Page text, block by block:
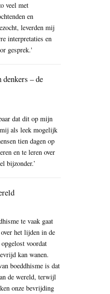
veel met
en
leverden mij
interpretaties en
gesprek.'
denkers – de
dat dit op mijn
als leek mogelijk
tien dagen op
en te leren over
bijzonder.’
te vaak gaat
het lijden in de
voordat
kan wanen.
boeddhisme is dat
de wereld, terwijl
onze bevrijding